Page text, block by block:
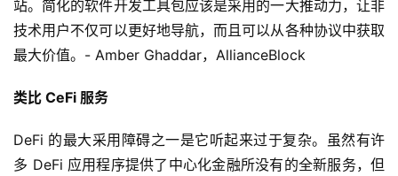
站。简化的软件开发工具包应该是采用的一大推动力，让非
技术用户不仅可以更好地导航，而且可以从各种协议中获取
最大价值。- Amber Ghaddar，AllianceBlock
类比 CeFi 服务
DeFi 的最大采用障碍之一是它听起来过于复杂。虽然有许
多 DeFi 应用程序提供了中心化金融所没有的全新服务，但